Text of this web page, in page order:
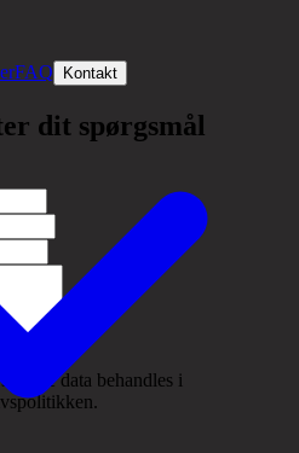
FAQ Kontakt
dit spørgsmål
data behandles i